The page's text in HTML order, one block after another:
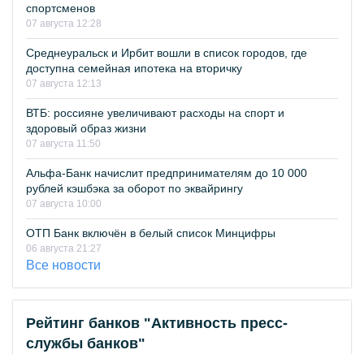
спортсменов
07 августа 12:28
Среднеуральск и Ирбит вошли в список городов, где
доступна семейная ипотека на вторичку
07 августа 12:13
ВТБ: россияне увеличивают расходы на спорт и
здоровый образ жизни
07 августа 11:50
Альфа-Банк начислит предпринимателям до 10 000
рублей кэшбэка за оборот по эквайрингу
07 августа 10:00
ОТП Банк включён в белый список Минцифры
06 августа 21:27
Все новости
Рейтинг банков "Активность пресс-
службы банков"